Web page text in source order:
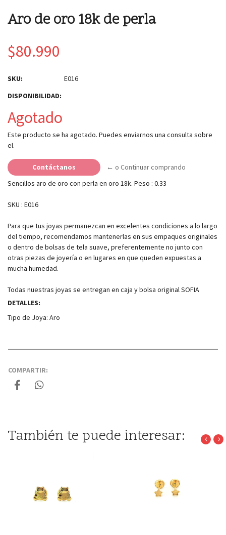
Aro de oro 18k de perla
$80.990
SKU:
E016
DISPONIBILIDAD:
Agotado
Este producto se ha agotado. Puedes enviarnos una consulta sobre
el.
Contáctanos
← o Continuar comprando
Sencillos aro de oro con perla en oro 18k. Peso : 0.33
SKU : E016
Para que tus joyas permanezcan en excelentes condiciones a lo largo
del tiempo, recomendamos mantenerlas en sus empaques originales
o dentro de bolsas de tela suave, preferentemente no junto con
otras piezas de joyería o en lugares en que queden expuestas a
mucha humedad.
Todas nuestras joyas se entregan en caja y bolsa original SOFIA
DETALLES:
Tipo de Joya: Aro
COMPARTIR:
También te puede interesar: ‹ ›